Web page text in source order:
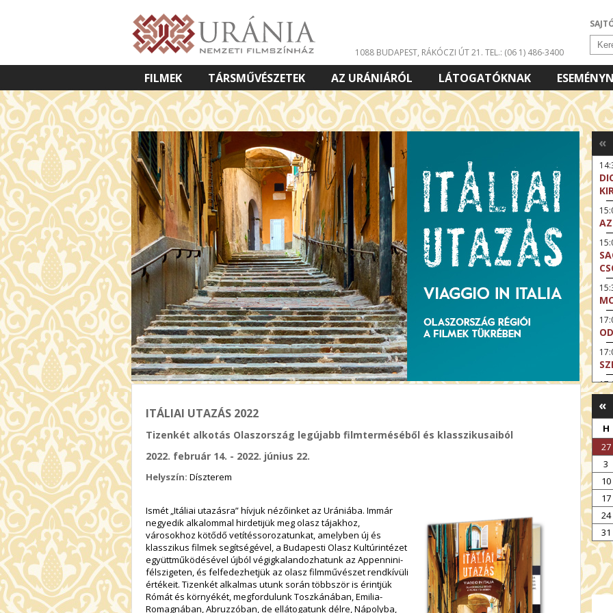
1088 BUDAPEST, RÁKÓCZI ÚT 21. TEL.: (06 1) 486-3400
FILMEK TÁRSMŰVÉSZETEK AZ URÁNIÁRÓL LÁTOGATÓKNAK
VETÍTETT KÉPES ELŐADÁSOK
ITÁLIAI UTAZÁS 2022
Tizenkét alkotás Olaszország legújabb filmterméséből és klasszikusaiból
2022. február 14. - 2022. június 22.
Helyszín: Díszterem
Ismét „Itáliai utazásra” hívjuk nézőinket az Urániába. Immár
negyedik alkalommal hirdetijük meg olasz tájakhoz,
városokhoz kötődő vetítéssorozatunkat, amelyben új és
klasszikus filmek segítségével, a Budapesti Olasz Kultúrintézet
együttműködésével újból végigkalandozhatunk az Appennini-
félszigeten, és felfedezhetjük az olasz filmművészet rendkívüli
értékeit. Tizenkét alkalmas utunk során többször is érintjük
Rómát és környékét, megfordulunk Toszkánában, Emilia-
Romagnában, Abruzzóban, de ellátogatunk délre, Nápolyba,
«
A
A
«
H
27
3
10
17
24
31